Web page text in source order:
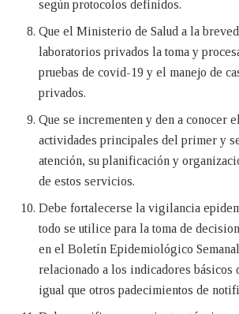
según protocolos definidos.
Que el Ministerio de Salud a la
laboratorios privados la toma y
pruebas de covid-19 y el manejo de
privados.
Que se incrementen y den a conocer
actividades principales del primer y
atención, su planificación y
de estos servicios.
Debe fortalecerse la vigilancia
todo se utilice para la toma de
en el Boletín Epidemiológico
relacionado a los indicadores básicos
igual que otros padecimientos de